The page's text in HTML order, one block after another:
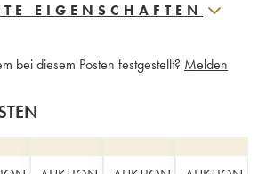
EIGENSCHAFTEN
bei diesem Posten festgestellt? Melden